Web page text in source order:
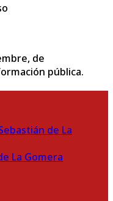
de
pública.
La Gomera